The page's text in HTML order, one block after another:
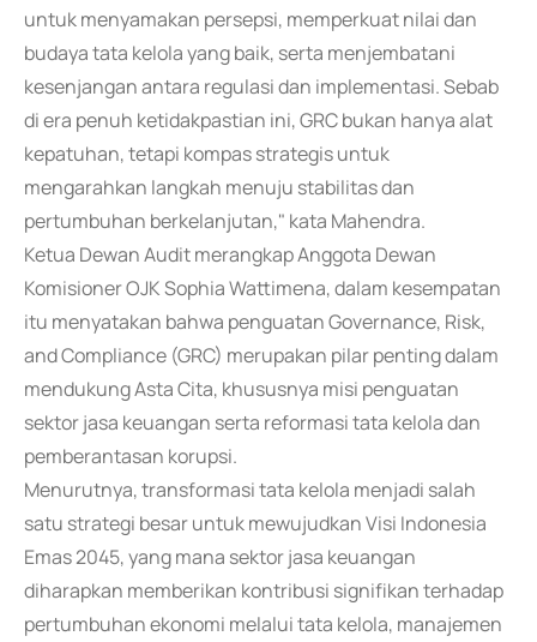
untuk menyamakan persepsi, memperkuat nilai dan
budaya tata kelola yang baik, serta menjembatani
kesenjangan antara regulasi dan implementasi. Sebab
di era penuh ketidakpastian ini, GRC bukan hanya alat
kepatuhan, tetapi kompas strategis untuk
mengarahkan langkah menuju stabilitas dan
pertumbuhan berkelanjutan," kata Mahendra.
Ketua Dewan Audit merangkap Anggota Dewan
Komisioner OJK Sophia Wattimena, dalam kesempatan
itu menyatakan bahwa penguatan Governance, Risk,
and Compliance (GRC) merupakan pilar penting dalam
mendukung Asta Cita, khususnya misi penguatan
sektor jasa keuangan serta reformasi tata kelola dan
pemberantasan korupsi.
Menurutnya, transformasi tata kelola menjadi salah
satu strategi besar untuk mewujudkan Visi Indonesia
Emas 2045, yang mana sektor jasa keuangan
diharapkan memberikan kontribusi signifikan terhadap
pertumbuhan ekonomi melalui tata kelola, manajemen